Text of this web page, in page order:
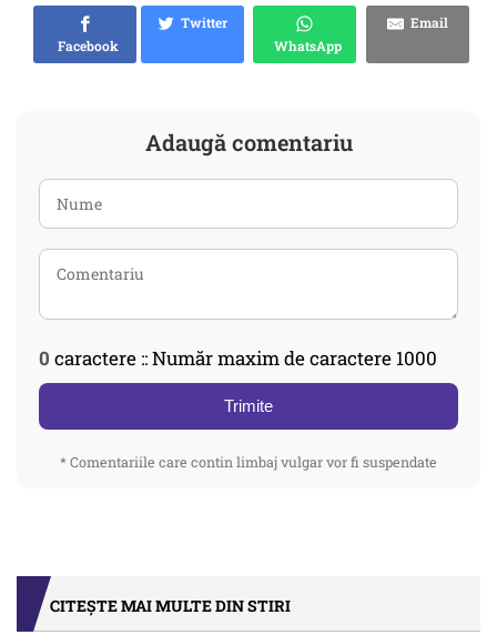
Facebook
Twitter
WhatsApp
Email
Adaugă comentariu
0 caractere :: Număr maxim de caractere 1000
Trimite
* Comentariile care contin limbaj vulgar vor fi suspendate
CITEȘTE MAI MULTE DIN STIRI